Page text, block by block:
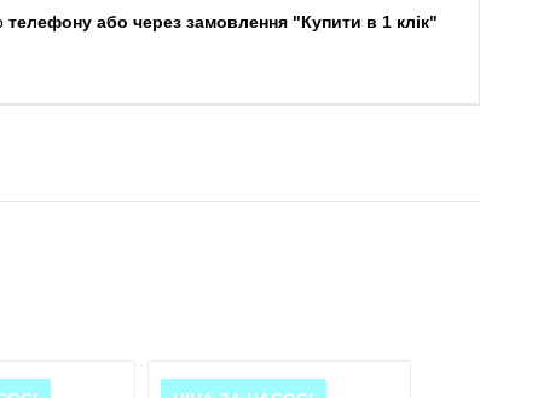
телефону або через замовлення "Купити в 1 клік"